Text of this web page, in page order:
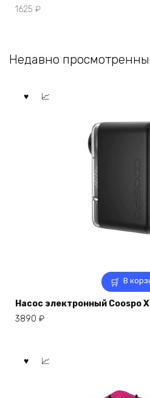
1625 ₽
Недавно
В
Насос электронный Coospo
3890 ₽